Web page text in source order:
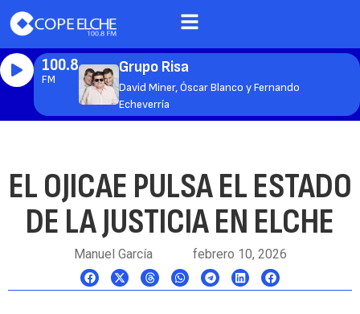
100.8
FM
Grupo Risa
David Miner, Óscar Blanco y Fernando
Echeverría
EL OJICAE PULSA EL ESTADO
DE LA JUSTICIA EN ELCHE
Manuel García febrero 10, 2026